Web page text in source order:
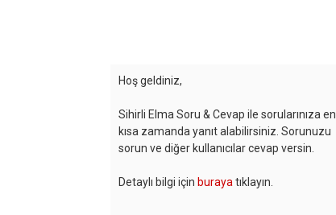
Hoş geldiniz,
Sihirli Elma Soru & Cevap ile sorularınıza en
kısa zamanda yanıt alabilirsiniz. Sorunuzu
sorun ve diğer kullanıcılar cevap versin.
Detaylı bilgi için buraya tıklayın.